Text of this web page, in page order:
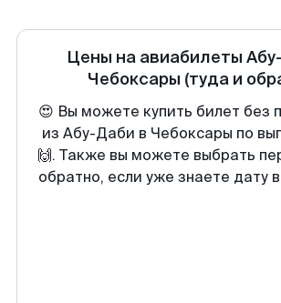
Цены на авиабилеты
Чебоксары (туда и
😍 Вы можете купить билет без
из Абу-Даби в Чебоксары по
🙌. Также вы можете выбрать
обратно, если уже знаете дату